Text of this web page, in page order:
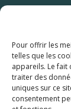
Pour offrir les
telles que les
appareils. Le fait
traiter des
uniques sur ce
consentement